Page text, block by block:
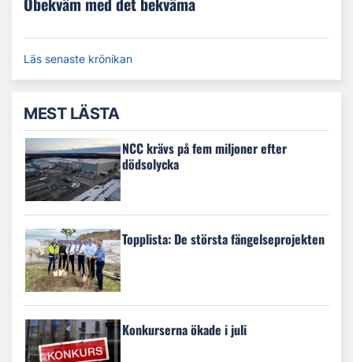
Läs senaste krönikan
MEST LÄSTA
NCC krävs på fem miljoner efter
dödsolycka
Topplista: De största fängelseprojekten
Konkurserna ökade i juli